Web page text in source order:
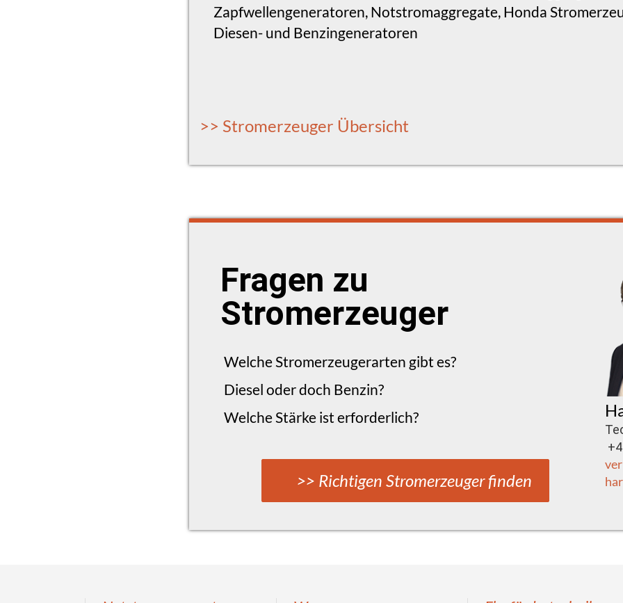
Zapfwellengeneratoren, Notstromaggregate, Honda
Diesen- und Benzingeneratoren
>> Stromerzeuger Übersicht
Fragen zu
Stromerzeuger
Welche Stromerzeugerarten gibt es?
Diesel oder doch Benzin?
Welche Stärke ist erforderlich?
>> Richtigen Stromerzeuger finden